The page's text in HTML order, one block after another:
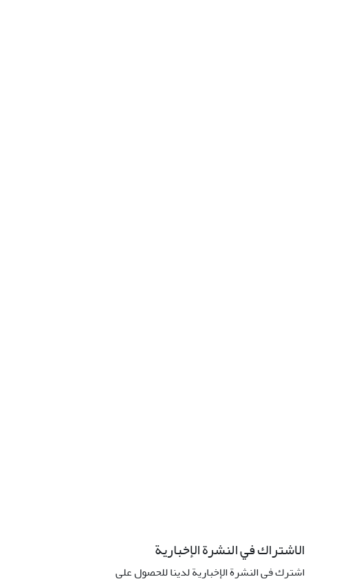
الاشتراك في النشرة الإخبارية
اشترك في النشرة الإخبارية لدينا للحصول على